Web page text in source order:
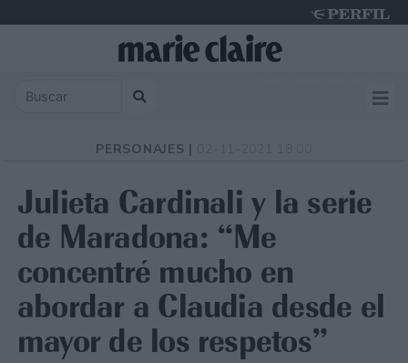
PERSONAJES |
Julieta Cardinali y la serie
de Maradona: “Me
concentré mucho en
abordar a Claudia desde el
mayor de los respetos”